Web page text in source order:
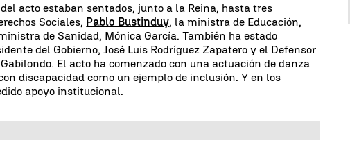
acto estaban sentados, junto a la Reina, hasta tres
Sociales, Pablo Bustinduy, la ministra de Educación,
de Sanidad, Mónica García. También ha estado
del Gobierno, José Luis Rodríguez Zapatero y el Defensor
El acto ha comenzado con una actuación de danza
discapacidad como un ejemplo de inclusión. Y en los
apoyo institucional.